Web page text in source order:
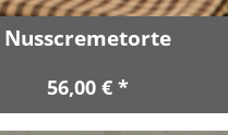
Nusscremetorte
56,00 € *